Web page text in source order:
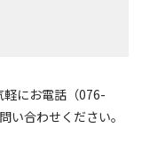
軽にお電話（076-
い合わせください。